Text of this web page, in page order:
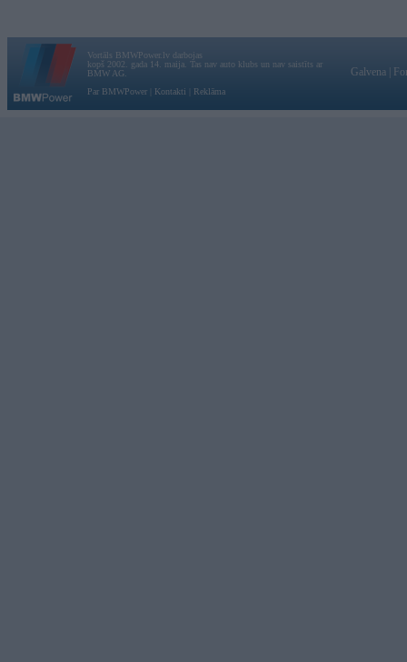
Vortāls BMWPower.lv darbojas
kopš 2002. gada 14. maija. Tas nav auto klubs un nav saistīts ar
BMW AG.
Par BMWPower
Kontakti Reklāma
Galvena